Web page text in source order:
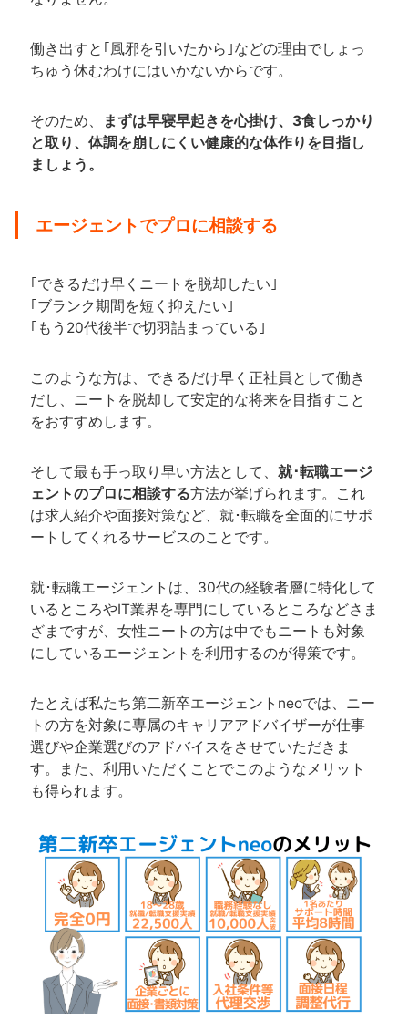
働き出すと｢風邪を引いたから｣などの理由でしょっ
ちゅう休むわけにはいかないからです。
そのため、
まずは早寝早起きを心掛け、3食しっかり
と取り、体調を崩しにくい健康的な体作りを目指し
ましょう。
エージェントでプロに相談する
｢できるだけ早くニートを脱却したい｣
｢ブランク期間を短く抑えたい｣
｢もう20代後半で切羽詰まっている｣
このような方は、できるだけ早く正社員として働き
だし、ニートを脱却して安定的な将来を目指すこと
をおすすめします。
そして最も手っ取り早い方法として、 就･転職エージ
ェントのプロに相談する方法が挙げられます。これ
は求人紹介や面接対策など、就･転職を全面的にサポ
ートしてくれるサービスのことです。
就･転職エージェントは、30代の経験者層に特化して
いるところやIT業界を専門にしているところなどさま
ざまですが、女性ニートの方は中でもニートも対象
にしているエージェントを利用するのが得策です。
たとえば私たち第二新卒エージェントneoでは、ニー
トの方を対象に専属のキャリアアドバイザーが仕事
選びや企業選びのアドバイスをさせていただきま
す。また、利用いただくことでこのようなメリット
も得られます。